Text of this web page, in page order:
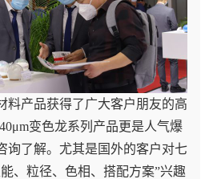
料产品获得了广大客户朋友的高
变色龙系列产品更是人气爆
询了解。尤其是国外的客户对七
、粒径、色相、搭配方案”兴趣